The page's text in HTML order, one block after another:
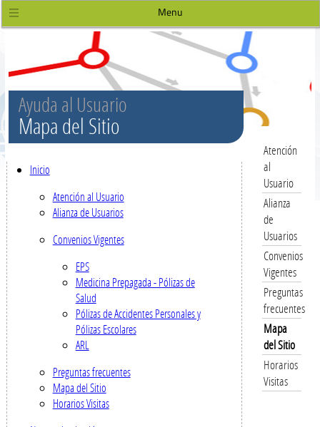
Menu
Ayuda al Usuario
Mapa del Sitio
Inicio
Atención al Usuario
Alianza de Usuarios
Convenios Vigentes
EPS
Medicina Prepagada - Pólizas de
Salud
Pólizas de Accidentes Personales y
Pólizas Escolares
ARL
Preguntas frecuentes
Mapa del Sitio
Horarios Visitas
Atención
al
Usuario
Alianza
de
Usuarios
Convenios
Vigentes
Preguntas
frecuentes
Mapa
del Sitio
Horarios
Visitas